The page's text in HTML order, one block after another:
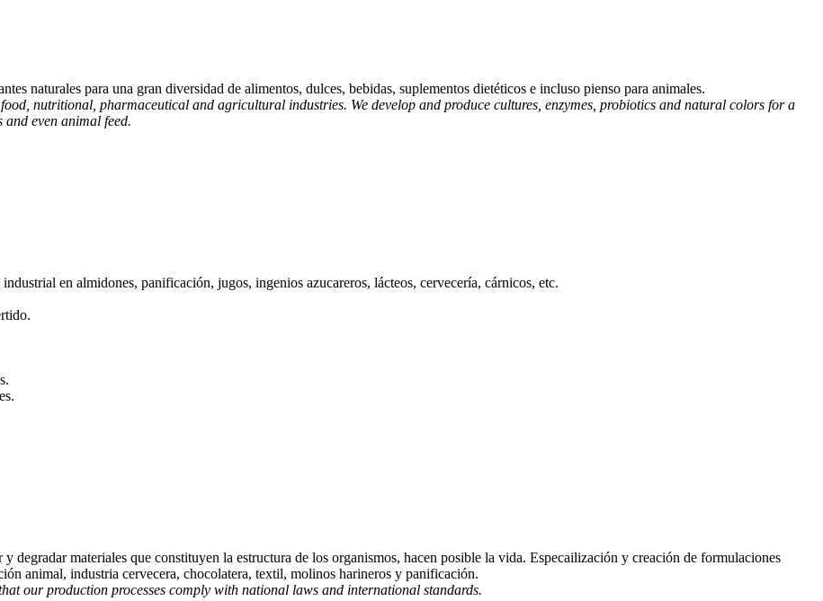
naturales para una gran diversidad de alimentos, dulces, bebidas, suplementos dietéticos e incluso pienso para animales.
nutritional, pharmaceutical and agricultural industries. We develop and produce cultures, enzymes, probiotics and natural colors for a
even animal feed.
en almidones, panificación, jugos, ingenios azucareros, lácteos, cervecería, cárnicos, etc.
degradar materiales que constituyen la estructura de los organismos, hacen posible la vida. Especailización y creación de formulaciones
animal, industria cervecera, chocolatera, textil, molinos harineros y panificación.
our production processes comply with national laws and international standards.